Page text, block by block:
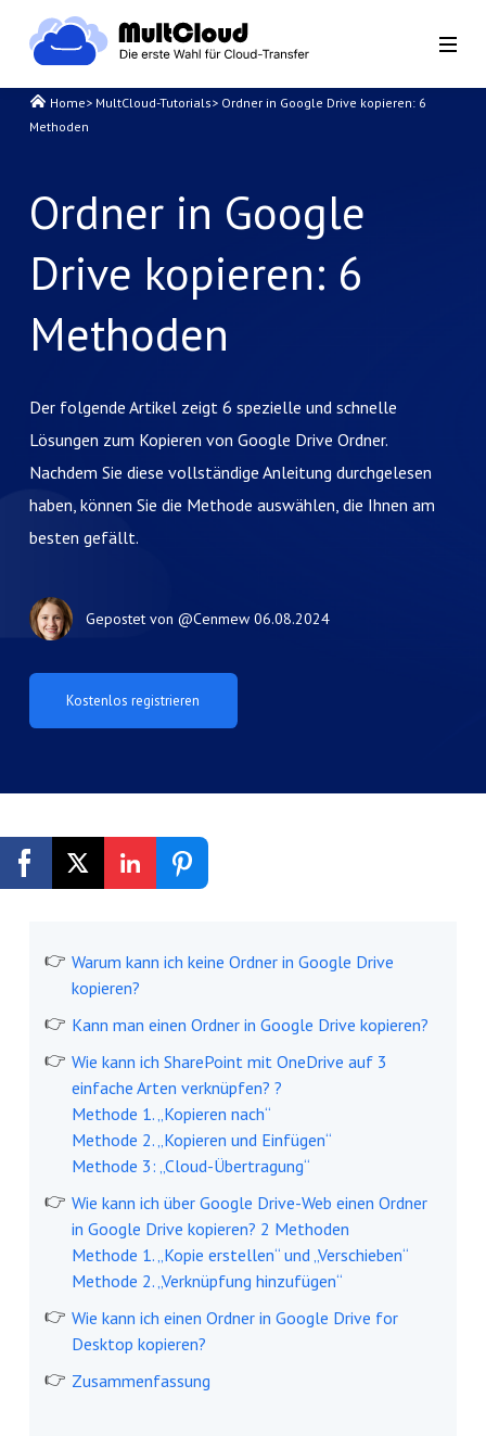
Home> MultCloud-Tutorials> Ordner in Google Drive kopieren: 6
Methoden
Ordner in Google
Drive kopieren: 6
Methoden
Der folgende Artikel zeigt 6 spezielle und schnelle
Lösungen zum Kopieren von Google Drive Ordner.
Nachdem Sie diese vollständige Anleitung durchgelesen
haben, können Sie die Methode auswählen, die Ihnen am
besten gefällt.
Kostenlos registrieren
Gepostet von @Cenmew 06.08.2024
Warum kann ich keine Ordner in Google Drive
kopieren?
Kann man einen Ordner in Google Drive kopieren?
Wie kann ich SharePoint mit OneDrive auf 3
einfache Arten verknüpfen? ?
Methode 1. „Kopieren nach“
Methode 2. „Kopieren und Einfügen“
Methode 3: „Cloud-Übertragung“
Wie kann ich über Google Drive-Web einen Ordner
in Google Drive kopieren? 2 Methoden
Methode 1. „Kopie erstellen“ und „Verschieben“
Methode 2. „Verknüpfung hinzufügen“
Wie kann ich einen Ordner in Google Drive for
Desktop kopieren?
Zusammenfassung